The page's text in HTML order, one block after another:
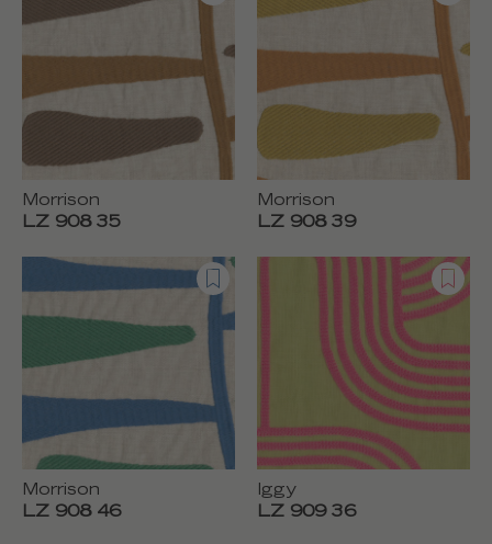
Morrison
LZ 908 35
Morrison
LZ 908 39
Morrison
LZ 908 46
Iggy
LZ 909 36